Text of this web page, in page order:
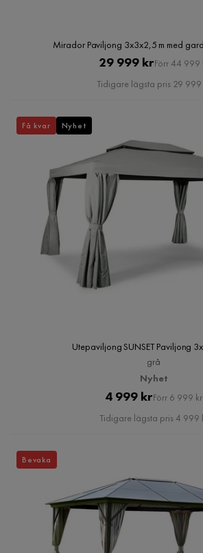
Mirador Paviljong 3x3x2,5 m med
Pris
29 999 krOriginal
Pris
Förr 44 999
Tidigare lägsta pris 29 999
Utepaviljong SUNSET Paviljong
grå
Nyhet
Pris
4 999 krOriginal
Pris
Förr 6 999 kr
Tidigare lägsta pris 4 999
Få kvar Nyhet
Bevaka